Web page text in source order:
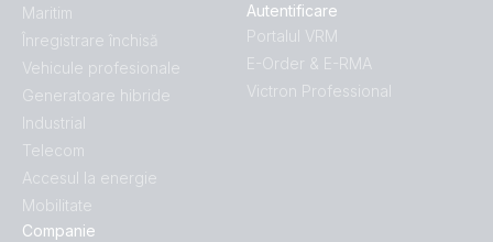
Maritim
Înregistrare închisă
Vehicule profesionale
Generatoare hibride
Industrial
Telecom
Accesul la energie
Mobilitate
Companie
Autentificare
Portalul VRM
E-Order & E-RMA
Victron Professional